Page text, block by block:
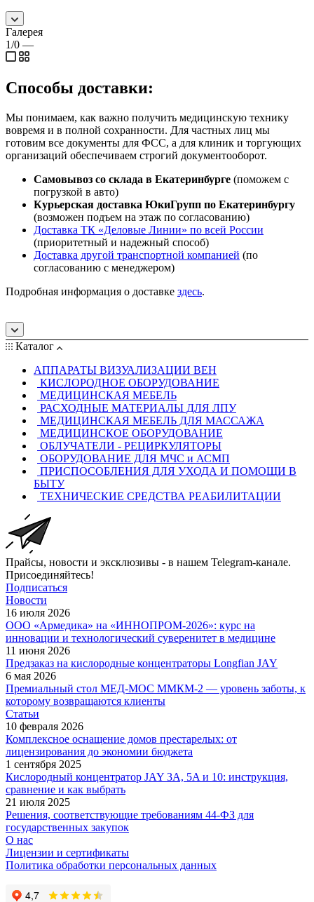
Галерея
1/0 —
Способы доставки:
Мы понимаем, как важно получить медицинскую технику
вовремя и в полной сохранности. Для частных лиц мы
готовим все документы для ФСС, а для клиник и торгующих
организаций обеспечиваем строгий документооборот.
Самовывоз со склада в Екатеринбурге (поможем с
погрузкой в авто)
Курьерская доставка ЮкиГрупп по Екатеринбургу
(возможен подъем на этаж по согласованию)
Доставка ТК «Деловые Линии» по всей России
(приоритетный и надежный способ)
Доставка другой транспортной компанией (по
согласованию с менеджером)
Подробная информация о доставке здесь.
Каталог
АППАРАТЫ ВИЗУАЛИЗАЦИИ ВЕН
КИСЛОРОДНОЕ ОБОРУДОВАНИЕ
МЕДИЦИНСКАЯ МЕБЕЛЬ
РАСХОДНЫЕ МАТЕРИАЛЫ ДЛЯ ЛПУ
МЕДИЦИНСКАЯ МЕБЕЛЬ ДЛЯ МАССАЖА
МЕДИЦИНСКОЕ ОБОРУДОВАНИЕ
ОБЛУЧАТЕЛИ - РЕЦИРКУЛЯТОРЫ
ОБОРУДОВАНИЕ ДЛЯ МЧС и АСМП
ПРИСПОСОБЛЕНИЯ ДЛЯ УХОДА И ПОМОЩИ В
БЫТУ
ТЕХНИЧЕСКИЕ СРЕДСТВА РЕАБИЛИТАЦИИ
Прайсы, новости и эксклюзивы - в нашем Telegram-канале.
Присоединяйтесь!
Подписаться
Новости
16 июля 2026
ООО «Армедика» на «ИННОПРОМ-2026»: курс на
инновации и технологический суверенитет в медицине
11 июня 2026
Предзаказ на кислородные концентраторы Longfian JAY
6 мая 2026
Премиальный стол МЕД-МОС ММКМ-2 — уровень заботы, к
которому возвращаются клиенты
Статьи
10 февраля 2026
Комплексное оснащение домов престарелых: от
лицензирования до экономии бюджета
1 сентября 2025
Кислородный концентратор JAY 3A, 5A и 10: инструкция,
сравнение и как выбрать
21 июля 2025
Решения, соответствующие требованиям 44-ФЗ для
государственных закупок
О нас
Лицензии и сертификаты
Политика обработки персональных данных